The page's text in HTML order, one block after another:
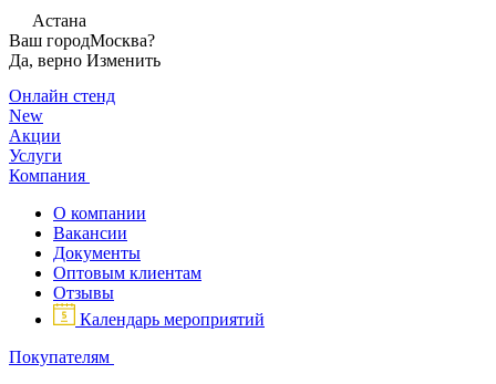
Астана
Ваш городМосква?
Да, верно Изменить
Онлайн стенд
New
Акции
Услуги
Компания
О компании
Вакансии
Документы
Оптовым клиентам
Отзывы
Календарь мероприятий
Покупателям